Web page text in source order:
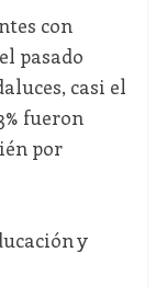
con
pasado
casi el
fueron
por
y